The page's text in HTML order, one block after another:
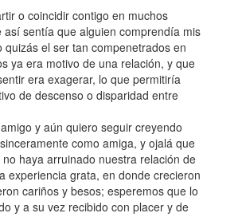
o coincidir contigo en muchos
así sentía que alguien comprendía mis
quizás el ser tan compenetrados en
ya era motivo de una relación, y que
era exagerar, lo que permitiría
de descenso o disparidad entre
y aún quiero seguir creyendo
como amiga, y ojalá que
haya arruinado nuestra relación de
experiencia grata, en donde crecieron
cariños y besos; esperemos que lo
y a su vez recibido con placer y de